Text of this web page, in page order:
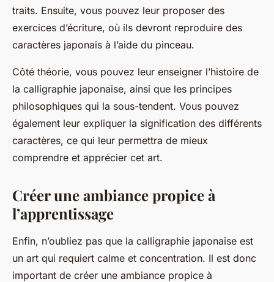
traits. Ensuite, vous pouvez leur proposer des
exercices d’écriture, où ils devront reproduire des
caractères japonais à l’aide du pinceau.
Côté théorie, vous pouvez leur enseigner l’histoire de
la calligraphie japonaise, ainsi que les principes
philosophiques qui la sous-tendent. Vous pouvez
également leur expliquer la signification des différents
caractères, ce qui leur permettra de mieux
comprendre et apprécier cet art.
Créer une ambiance propice à
l’apprentissage
Enfin, n’oubliez pas que la calligraphie japonaise est
un art qui requiert calme et concentration. Il est donc
important de créer une ambiance propice à